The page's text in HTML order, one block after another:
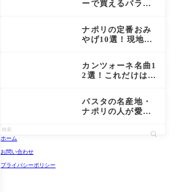
ーで買えるバラマ
ナポリの定番おみ
やげ10選！現地で
介！
カンツォーネ名曲1
2選！これだけは知
ォーネを紹介！
パスタの名産地・
ナポリの人が愛す
ホーム
お問い合わせ
プライバシーポリシー